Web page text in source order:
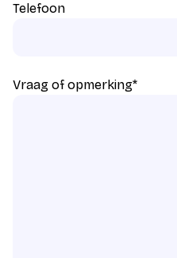
Telefoon
Vraag of opmerking*